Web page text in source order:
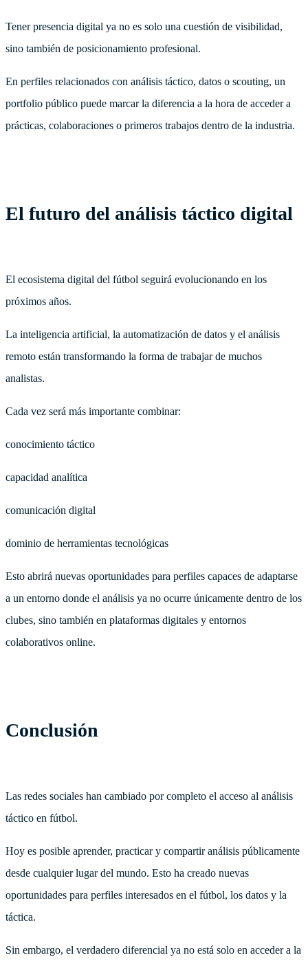
Tener presencia digital ya no es solo una cuestión de visibilidad,
sino también de posicionamiento profesional.
En perfiles relacionados con análisis táctico, datos o scouting, un
portfolio público puede marcar la diferencia a la hora de acceder a
prácticas, colaboraciones o primeros trabajos dentro de la industria.
El futuro del análisis táctico digital
El ecosistema digital del fútbol seguirá evolucionando en los
próximos años.
La inteligencia artificial, la automatización de datos y el análisis
remoto están transformando la forma de trabajar de muchos
analistas.
Cada vez será más importante combinar:
conocimiento táctico
capacidad analítica
comunicación digital
dominio de herramientas tecnológicas
Esto abrirá nuevas oportunidades para perfiles capaces de adaptarse
a un entorno donde el análisis ya no ocurre únicamente dentro de los
clubes, sino también en plataformas digitales y entornos
colaborativos online.
Conclusión
Las redes sociales han cambiado por completo el acceso al análisis
táctico en fútbol.
Hoy es posible aprender, practicar y compartir análisis públicamente
desde cualquier lugar del mundo. Esto ha creado nuevas
oportunidades para perfiles interesados en el fútbol, los datos y la
táctica.
Sin embargo, el verdadero diferencial ya no está solo en acceder a la